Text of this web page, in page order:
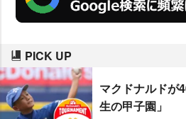
PICK UP
マクドナルドが
生の甲子園」